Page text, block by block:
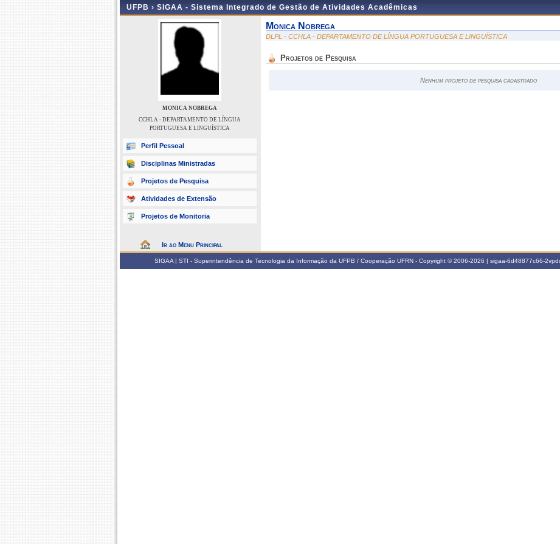
UFPB › SIGAA - Sistema Integrado de Gestão de Atividades Acadêmicas
MONICA NOBREGA
CCHLA - DEPARTAMENTO DE LÍNGUA
PORTUGUESA E LINGUÍSTICA
Perfil Pessoal
Disciplinas Ministradas
Projetos de Pesquisa
Atividades de Extensão
Projetos de Monitoria
Ir ao Menu Principal
Monica Nobrega
DLPL - CCHLA - DEPARTAMENTO DE LÍNGUA PORTUGUESA E LINGUÍSTICA
Projetos de Pesquisa
Nenhum projeto de pesquisa cadastrado
SIGAA | STI - Superintendência de Tecnologia da Informação da UFPB / Cooperação UFRN - Copyright © 2006-2026 | sigaa-6d48877c66-